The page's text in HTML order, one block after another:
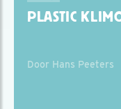
PLASTIC
Door Hans Peeters